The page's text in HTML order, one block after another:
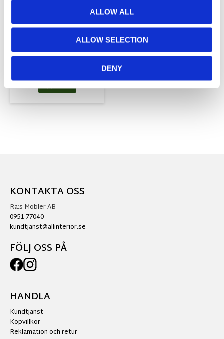
ALLOW ALL
ALLOW SELECTION
DENY
Golden Tree
Dekorationsgran
11x5x16.5cm
KÖP
KONTAKTA OSS
Ra:s Möbler AB
0951-77040
kundtjanst@allinterior.se
FÖLJ OSS PÅ
HANDLA
Kundtjänst
Köpvillkor
Reklamation och retur